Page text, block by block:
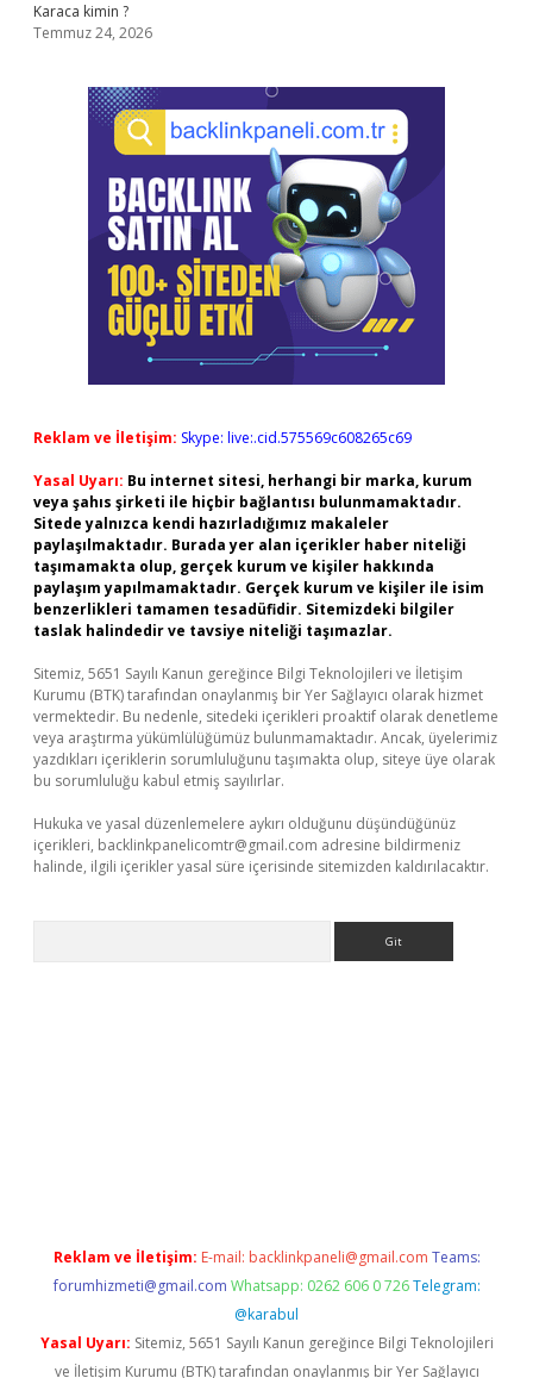
Karaca kimin ?
Temmuz 24, 2026
Reklam ve İletişim: Skype: live:.cid.575569c608265c69
Yasal Uyarı: Bu internet sitesi, herhangi bir marka, kurum
veya şahıs şirketi ile hiçbir bağlantısı bulunmamaktadır.
Sitede yalnızca kendi hazırladığımız makaleler
paylaşılmaktadır. Burada yer alan içerikler haber niteliği
taşımamakta olup, gerçek kurum ve kişiler hakkında
paylaşım yapılmamaktadır. Gerçek kurum ve kişiler ile isim
benzerlikleri tamamen tesadüfidir. Sitemizdeki bilgiler
taslak halindedir ve tavsiye niteliği taşımazlar.
Sitemiz, 5651 Sayılı Kanun gereğince Bilgi Teknolojileri ve İletişim
Kurumu (BTK) tarafından onaylanmış bir Yer Sağlayıcı olarak hizmet
vermektedir. Bu nedenle, sitedeki içerikleri proaktif olarak denetleme
veya araştırma yükümlülüğümüz bulunmamaktadır. Ancak, üyelerimiz
yazdıkları içeriklerin sorumluluğunu taşımakta olup, siteye üye olarak
bu sorumluluğu kabul etmiş sayılırlar.
Hukuka ve yasal düzenlemelere aykırı olduğunu düşündüğünüz
içerikleri, backlinkpanelicomtr@gmail.com adresine bildirmeniz
halinde, ilgili içerikler yasal süre içerisinde sitemizden kaldırılacaktır.
Reklam ve İletişim: E-mail: backlinkpaneli@gmail.com Teams:
forumhizmeti@gmail.com Whatsapp: 0262 606 0 726 Telegram:
@karabul
Yasal Uyarı: Sitemiz, 5651 Sayılı Kanun gereğince Bilgi Teknolojileri
ve İletişim Kurumu (BTK) tarafından onaylanmış bir Yer Sağlayıcı